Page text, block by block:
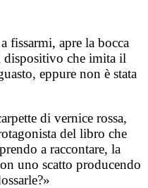
fissarmi, apre la bocca
dispositivo che imita il
eppure non è stata
di vernice rossa,
del libro che
a raccontare, la
uno scatto producendo